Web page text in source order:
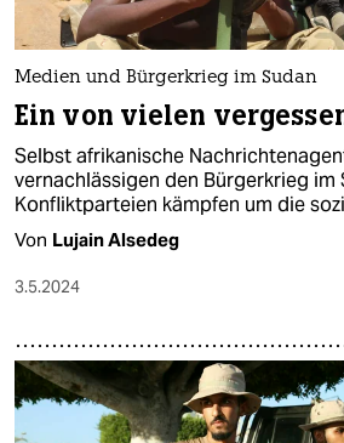
Medien und Bürgerkrieg im Sudan
Ein von vielen
Selbst afrikanische
vernachlässigen den Bürgerkrieg im
Konfliktparteien kämpfen um die
Von Lujain Alsedeg
3.5.2024